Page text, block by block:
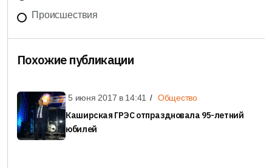
Происшествия
Похожие публикации
5 июня 2017 в 14:41 Общество
Каширская ГРЭС отпраздновала 95-летний
юбилей